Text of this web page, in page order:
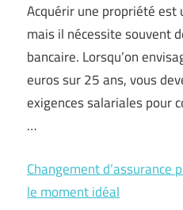
Acquérir une propriété est
mais il nécessite souvent
bancaire. Lorsqu’on
euros sur 25 ans, vous
exigences salariales pour
…
Changement
le moment idéal